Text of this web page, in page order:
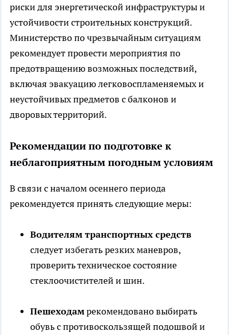
риски для энергетической инфраструктуры и
устойчивости строительных конструкций.
Министерство по чрезвычайным ситуациям
рекомендует провести мероприятия по
предотвращению возможных последствий,
включая эвакуацию легковоспламеняемых и
неустойчивых предметов с балконов и
дворовых территорий.
Рекомендации по подготовке к
неблагоприятным погодным условиям
В связи с началом осеннего периода
рекомендуется принять следующие меры:
Водителям транспортных средств
следует избегать резких маневров,
проверить техническое состояние
стеклоочистителей и шин.
Пешеходамрекомендовано выбирать
обувь с противоскользящей подошвой и